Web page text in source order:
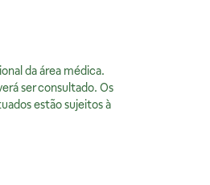
da área médica.
ser consultado. Os
estão sujeitos à